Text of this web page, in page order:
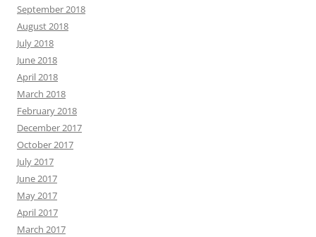
September 2018
August 2018
July 2018
June 2018
April 2018
March 2018
February 2018
December 2017
October 2017
July 2017
June 2017
May 2017
April 2017
March 2017